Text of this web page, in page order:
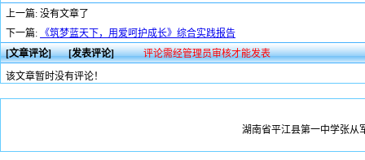
上一篇: 没有文章了
下一篇:
《筑梦蓝天下，用爱呵护成长》综合实践报告
[文章评论][发表评论]
评论需经管理员审核才能发表
该文章暂时没有评论！
湖南省平江县第一中学张从